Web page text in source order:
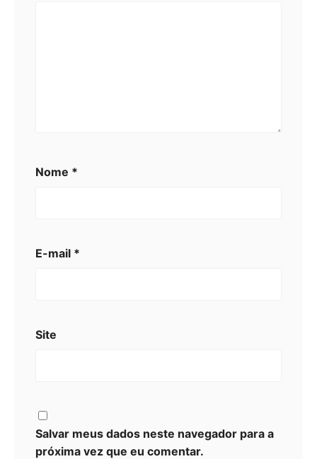
Nome *
E-mail *
Site
Salvar meus dados neste navegador para a
próxima vez que eu comentar.